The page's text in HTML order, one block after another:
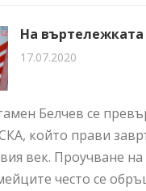
На
17.07.2020
Белчев се
който прави
век. Проучване
често се